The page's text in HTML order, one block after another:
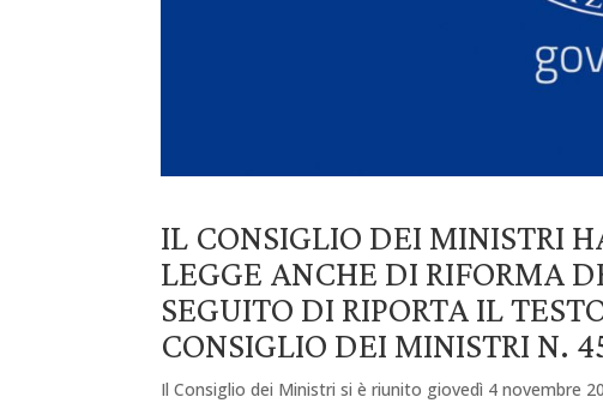
IL CONSIGLIO DEI MINISTRI
LEGGE ANCHE DI RIFORMA
SEGUITO DI RIPORTA IL
CONSIGLIO DEI MINISTRI N.
Il Consiglio dei Ministri si è riunito giovedì 4 novembre